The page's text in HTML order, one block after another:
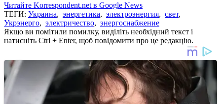
Читайте Korrespondent.net в Google News
ТЕГИ: Украина, энергетика, электроэнергия, свет,
Укрэнерго, электричество, энергоснабжение
Якщо ви помітили помилку, виділіть необхідний текст і
натисніть Ctrl + Enter, щоб повідомити про це редакцію.